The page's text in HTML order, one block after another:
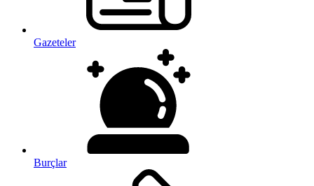
Gazeteler
Burçlar